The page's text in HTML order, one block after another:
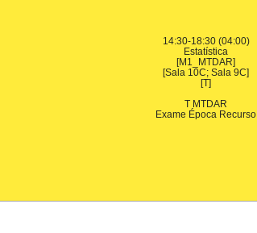
14:30-18:30 (04:00)
Estatística
[M1_MTDAR]
[Sala 10C; Sala 9C]
[T]
T MTDAR
Exame Época Recurso